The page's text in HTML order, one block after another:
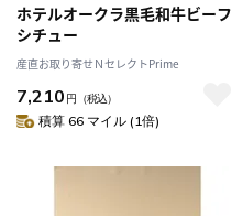
ホテルオークラ黒毛和牛ビーフ
シチュー
産直お取り寄せＮセレクトPrime
7,210 円 （税込）
積算 66 マイル (1倍)